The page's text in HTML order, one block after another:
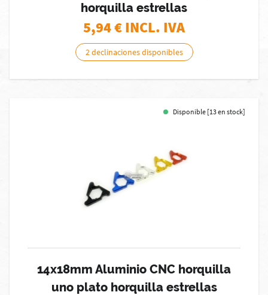
horquilla estrellas
5,94€ INCL. IVA
2 declinaciones disponibles
Disponible [13 en stock]
14x18mm Aluminio CNC horquilla
uno plato horquilla estrellas